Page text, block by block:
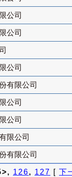
公司
公司
公司
有限公司
公司
公司
限公司
有限公司
126, 127 [ 下